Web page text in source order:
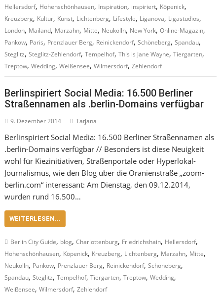
Hellersdorf, Hohenschönhausen, Inspiration, inspiriert, Köpenick,
Kreuzberg, Kultur, Kunst, Lichtenberg, Lifestyle, Liganova, Ligastudios,
London, Mailand, Marzahn, Mitte, Neukölln, New York,Online-Magazin,
Pankow, Paris, Prenzlauer Berg, Reinickendorf,Schöneberg,Spandau,
Steglitz,Steglitz-Zehlendorf,Tempelhof,This is Jane Wayne,Tiergarten,
Treptow,Wedding,Weißensee,Wilmersdorf,Zehlendorf
Berlinspiriert Social Media: 16.500 Berliner
Straßennamen als .berlin-Domains verfügbar
9. Dezember 2014 Tatjana
Berlinspiriert Social Media: 16.500 Berliner Straßennamen als
.berlin-Domains verfügbar // Besonders ist diese Neuigkeit
wohl für Kiezinitiativen, Straßenportale oder Hyperlokal-
Journalismus, wie den Blog über die Oranienstraße „zoom-
berlin.com“ interessant: Am Dienstag, den 09.12.2014,
wurden rund 16.500…
WEITERLESEN...
Berlin City Guide, blog,Charlottenburg, Friedrichshain, Hellersdorf,
Hohenschönhausen, Köpenick, Kreuzberg, Lichtenberg, Marzahn, Mitte,
Neukölln, Pankow, Prenzlauer Berg, Reinickendorf,Schöneberg,
Spandau,Steglitz,Tempelhof,Tiergarten,Treptow,Wedding,
Weißensee,Wilmersdorf,Zehlendorf